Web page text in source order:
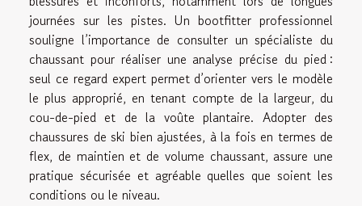
journées sur les pistes. Un bootfitter professionnel
souligne l’importance de consulter un spécialiste du
chaussant pour réaliser une analyse précise du pied :
seul ce regard expert permet d’orienter vers le modèle
le plus approprié, en tenant compte de la largeur, du
cou-de-pied et de la voûte plantaire. Adopter des
chaussures de ski bien ajustées, à la fois en termes de
flex, de maintien et de volume chaussant, assure une
pratique sécurisée et agréable quelles que soient les
conditions ou le niveau.